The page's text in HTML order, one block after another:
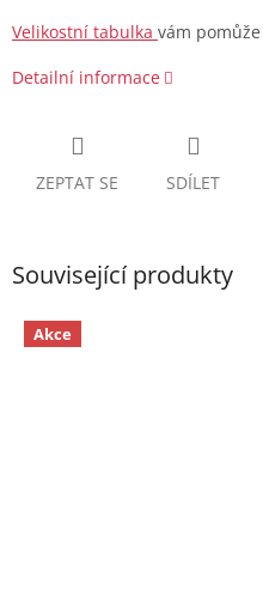
Velikostní tabulka vám
Detailní informace
ZEPTAT SE SDÍLET
Související produkty
Akce